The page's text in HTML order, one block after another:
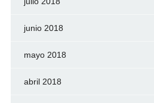
junio 2018
mayo 2018
abril 2018